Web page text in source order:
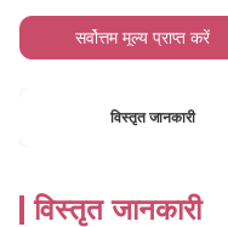
सर्वोत्तम मूल्य प्राप्त करें
विस्तृत जानकारी
विस्तृत जानकारी